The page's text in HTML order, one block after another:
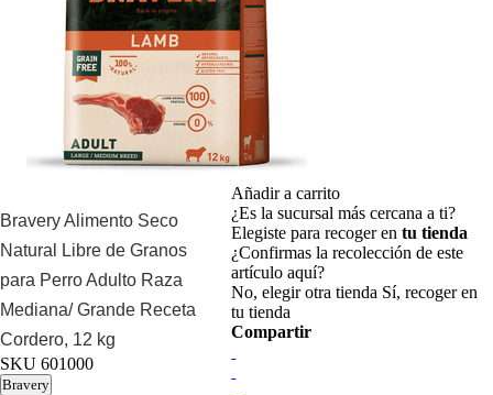
Bravery Alimento Seco
Natural Libre de Granos
para Perro Adulto Raza
Mediana/ Grande Receta
Cordero, 12 kg
SKU 601000
Bravery
Añadir a carrito
¿Es la sucursal más cercana a ti?
Elegiste para recoger entu tienda
¿Confirmas la recolección de este
artículo aquí?
No, elegir otra tienda Sí, recoger en
tu tienda
Compartir